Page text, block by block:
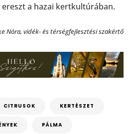
a hazai kertkultúrában.
Nóra, vidék- és térségfejlesztési szakértő
CITRUSOK KERTÉSZET
PÁLMA